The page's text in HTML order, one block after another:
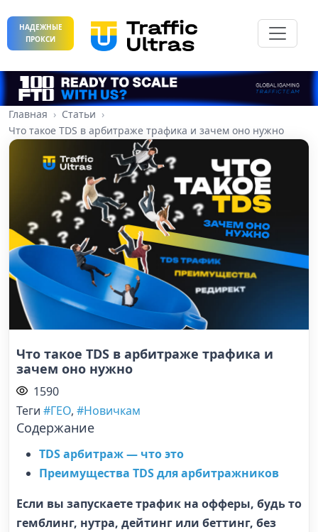
НАДЕЖНЫЕ
ПРОКСИ
Главная
Статьи
Что такое TDS в арбитраже трафика и зачем оно нужно
Что такое TDS в арбитраже трафика и
зачем оно нужно
1590
Теги #ГЕО, #Новичкам
Содержание
TDS арбитраж — что это
Преимущества TDS для арбитражников
Если вы запускаете трафик на офферы, будь то
гемблинг, нутра, дейтинг или беттинг, без